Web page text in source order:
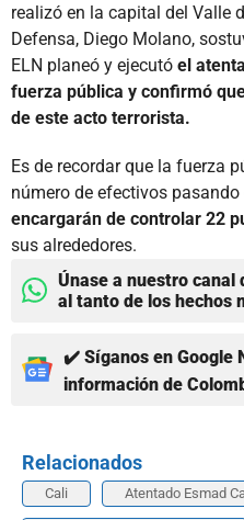
realizó en la capital del Valle
Defensa, Diego Molano,
ELN planeó y ejecutó el
fuerza pública y confirmó
de este acto terrorista.
Es de recordar que la fuerza
número de efectivos pasando
encargarán de controlar 22
sus alrededores.
Únase a nuestro canal
al tanto de los hechos
✔️ Síganos en Google
información de
Relacionados
Cali Atentado Esmad